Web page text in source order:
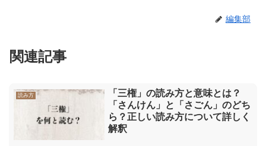
編集部
関連記事
読み方
「三権」の読み方と意味とは？
「さんけん」と「さごん」のどち
ら？正しい読み方について詳しく
解釈